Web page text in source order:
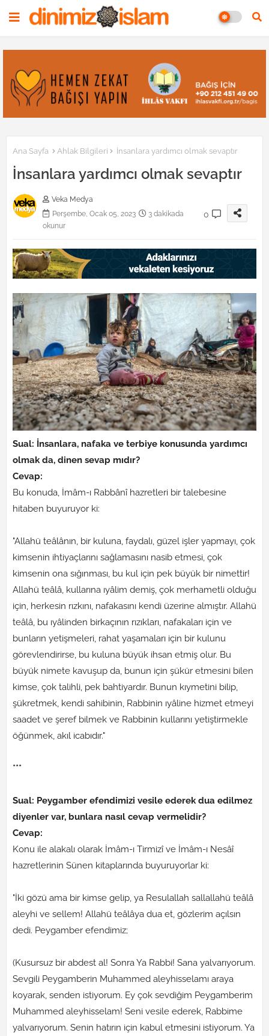
Ana Sayfa Ahlak Bilgileri İnsanlara yardımcı olmak sevaptır
İnsanlara yardımcı olmak sevaptır
Veka Medya
Perşembe, Ocak 05, 2023
3 dakikada
okunur
0
Sual: İnsanlara, nafaka ve terbiye konusunda yardımcı
olmak da, dinen sevap mıdır?
Cevap:
Bu konuda, İmâm-ı Rabbânî hazretleri bir talebesine
hitaben buyuruyor ki:
"Allahü teâlânın, bir kuluna, faydalı, güzel işler yapmayı, çok
kimsenin ihtiyaçlarını sağlamasını nasib etmesi, çok
kimsenin ona sığınması, bu kul için pek büyük bir nimettir!
Allahü teâlâ, kullarına ıyâlim demiş, çok merhametli olduğu
için, herkesin rızkını, nafakasını kendi üzerine almıştır. Allahü
teâlâ, bu ıyâlinden birkaçının rızıkları, nafakaları için ve
bunların yetişmeleri, rahat yaşamaları için bir kulunu
görevlendirirse, bu kuluna büyük ihsan etmiş olur. Bu
büyük nimete kavuşup da, bunun için şükür etmesini bilen
kimse, çok talihli, pek bahtiyardır. Bunun kıymetini bilip,
şükretmek, kendi sahibinin, Rabbinin ıyâline hizmet etmeyi
saadet ve şeref bilmek ve Rabbinin kullarını yetiştirmekle
öğünmek, akıl icabıdır."
***
Sual: Peygamber efendimizi vesile ederek dua edilmez
diyenler var, bunlara nasıl cevap vermelidir?
Cevap:
Konu ile alakalı olarak İmâm-ı Tirmizî ve İmâm-ı Nesâî
hazretlerinin Sünen kitaplarında buyuruyorlar ki:
"İki gözü ama bir kimse gelip, ya Resulallah sallallahü teâlâ
aleyhi ve sellem! Allahü teâlâya dua et, gözlerim açılsın
dedi. Peygamber efendimiz;
(Kusursuz bir abdest al! Sonra Ya Rabbi! Sana yalvarıyorum.
Sevgili Peygamberin Muhammed aleyhisselamı araya
koyarak, senden istiyorum. Ey çok sevdiğim Peygamberim
Muhammed aleyhisselam! Seni vesile ederek, Rabbime
yalvarıyorum. Senin hatırın için kabul etmesini istiyorum. Ya